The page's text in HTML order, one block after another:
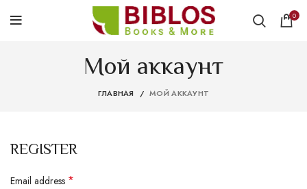
0
Мой аккаунт
ГЛАВНАЯ МОЙ АККАУНТ
REGISTER
Email address *